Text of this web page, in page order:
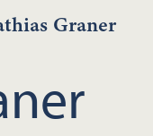
Graner